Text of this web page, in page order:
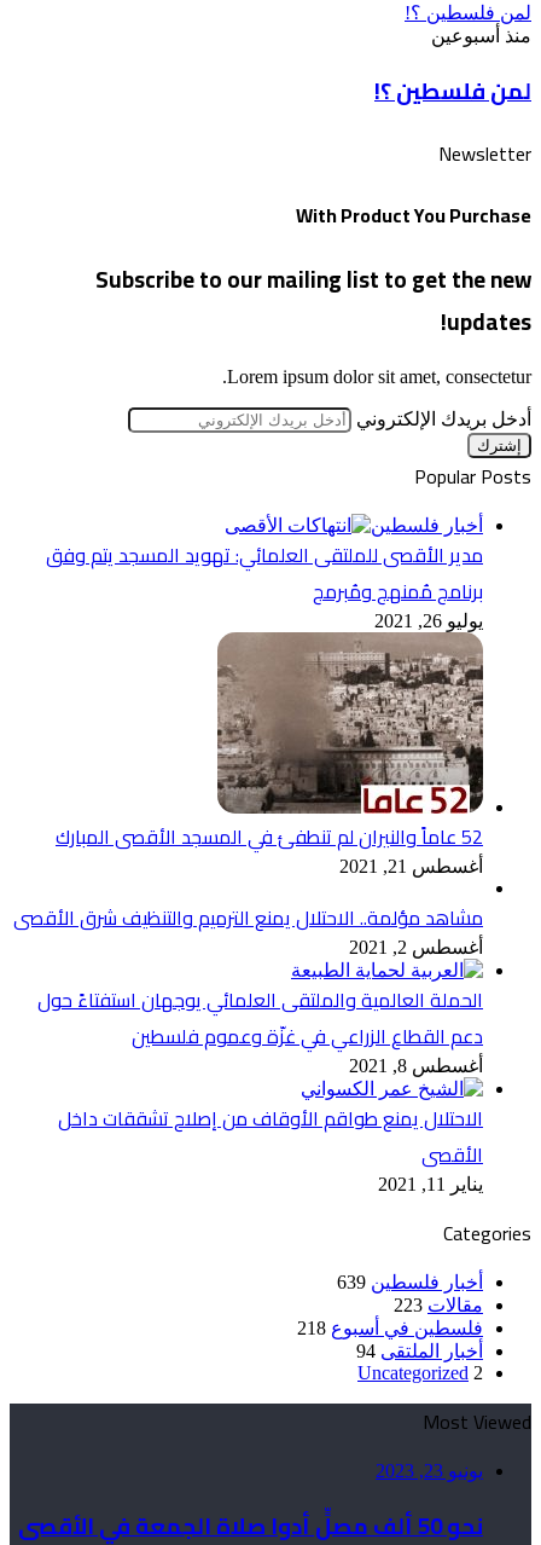
لمن فلسطين ؟!
منذ أسبوعين
لمن فلسطين ؟!
Newsletter
With Product You Purchase
Subscribe to our mailing list to get the new
updates!
Lorem ipsum dolor sit amet, consectetur.
أدخل بريدك الإلكتروني
Popular Posts
أخبار فلسطين
مدير الأقصى للملتقى العلمائي: تهويد المسجد يتم وفق
برنامج مُمنهج ومُبرمج
يوليو 26, 2021
52 عاماً والنيران لم تنطفئ في المسجد الأقصى المبارك
أغسطس 21, 2021
مشاهد مؤلمة.. الاحتلال يمنع الترميم والتنظيف شرق الأقصى
أغسطس 2, 2021
الحملة العالمية والملتقى العلمائي يوجهان استفتاءً حول
دعم القطاع الزراعي في غزّة وعموم فلسطين
أغسطس 8, 2021
الاحتلال يمنع طواقم الأوقاف من إصلاح تشققات داخل
الأقصى
يناير 11, 2021
Categories
أخبار فلسطين 639
مقالات 223
فلسطين في أسبوع 218
أخبار الملتقى 94
Uncategorized 2
Most Viewed
يونيو 23, 2023
نحو 50 ألف مصلٍّ أدوا صلاة الجمعة في الأقصى